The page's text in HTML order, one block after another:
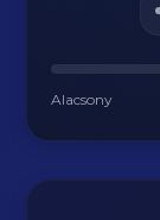
Alacsony